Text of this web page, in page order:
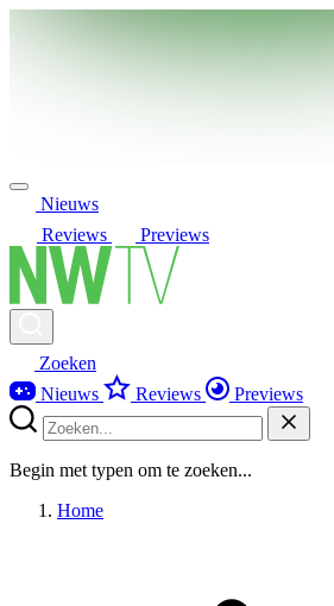
Nieuws
Reviews
Previews
Zoeken
Nieuws
Reviews Previews
Begin met typen om te zoeken...
Home